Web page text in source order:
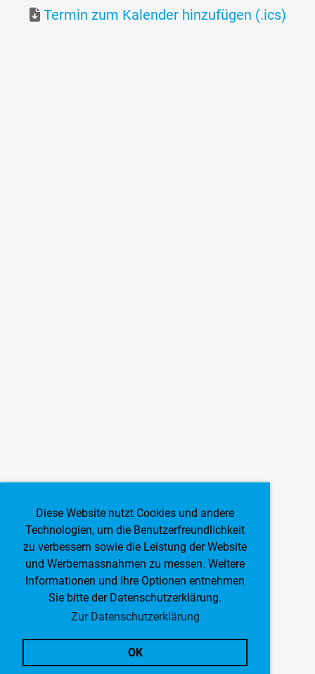
Diese Website nutzt Cookies und andere
Technologien, um die Benutzerfreundlichkeit
zu verbessern sowie die Leistung der Website
und Werbemassnahmen zu messen. Weitere
Informationen und Ihre Optionen entnehmen
Sie bitte der Datenschutzerklärung.
Zur Datenschutzerklärung
OK
Termin zum Kalender hinzufügen (.ics)